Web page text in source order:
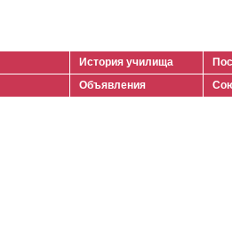
История училища
Объявления